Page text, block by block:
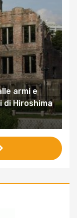
armi e
Hiroshima